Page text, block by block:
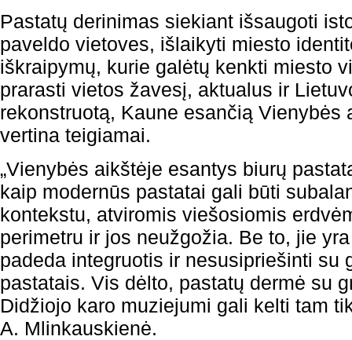
Pastatų derinimas siekiant išsaugoti
paveldo vietoves, išlaikyti miesto
iškraipymų, kurie galėtų kenkti miesto
prarasti vietos žavesį, aktualus ir
rekonstruotą, Kaune esančią Vienybės
vertina teigiamai.
„Vienybės aikštėje esantys biurų
kaip modernūs pastatai gali būti
kontekstu, atviromis viešosiomis
perimetru ir jos neužgožia. Be to, jie
padeda integruotis ir nesusipriešinti su
pastatais. Vis dėlto, pastatų dermė su
Didžiojo karo muziejumi gali kelti tam
A. Mlinkauskienė.